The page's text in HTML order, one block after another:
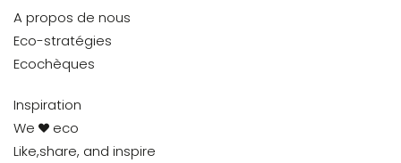
A propos de nous
Eco-stratégies
Ecochèques
Inspiration
We
eco
Like,share, and inspire